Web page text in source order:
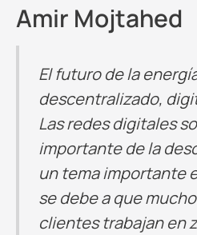
Amir Mojtahed
El futuro de la
descentralizado,
Las redes digitales
importante de la
un tema importante
se debe a que
clientes trabajan en